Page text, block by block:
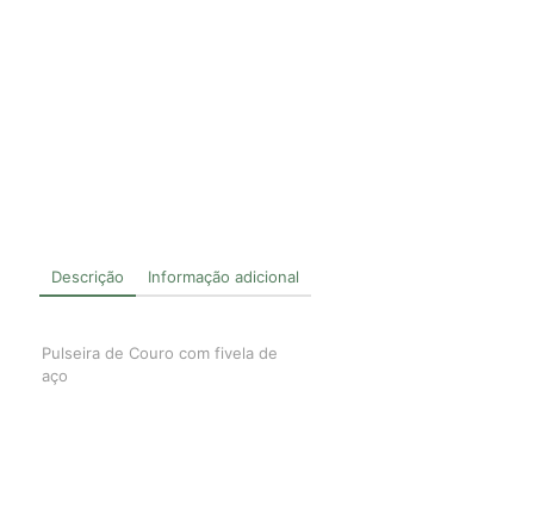
Descrição Informação adicional
Pulseira de Couro com fivela de
aço